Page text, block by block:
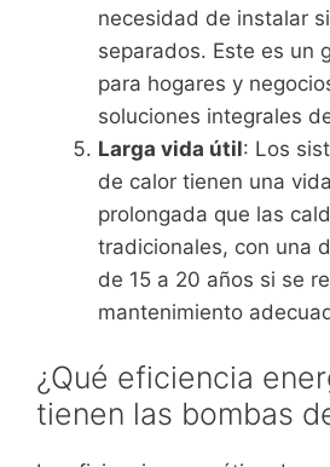
necesidad de instalar
separados. Este es un
para hogares y
soluciones integrales
Larga vida útil: Los
de calor tienen una
prolongada que las
tradicionales, con una
de 15 a 20 años si se
mantenimiento
¿Qué eficiencia
tienen las bombas